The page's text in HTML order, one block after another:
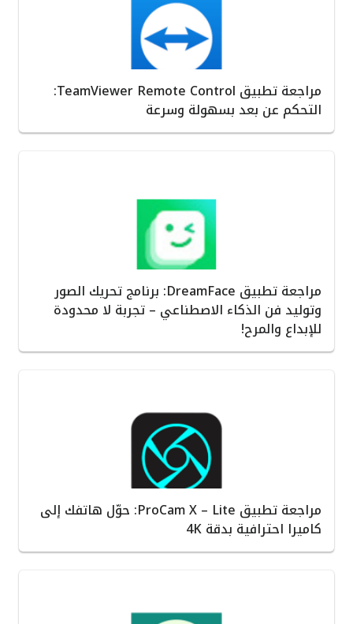
مراجعة تطبيق TeamViewer Remote Control:
التحكم عن بعد بسهولة وسرعة
مراجعة تطبيق DreamFace: برنامج تحريك الصور
وتوليد فن الذكاء الاصطناعي – تجربة لا محدودة
للإبداع والمرح!
مراجعة تطبيق ProCam X – Lite: حوّل هاتفك إلى
كاميرا احترافية بدقة 4K